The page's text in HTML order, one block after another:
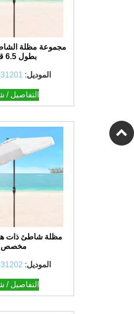
مجموعة مظلة
بطول 6.5 قدم
الموديل:
التفاصيل /
مظلة شاطئ ذات
مخصص
الموديل:
التفاصيل /